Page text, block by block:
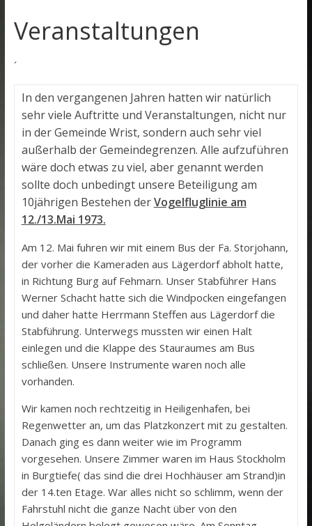
Veranstaltungen
´
In den vergangenen Jahren hatten wir natürlich
sehr viele Auftritte und Veranstaltungen, nicht nur
in der Gemeinde Wrist, sondern auch sehr viel
außerhalb der Gemeindegrenzen. Alle aufzuführen
wäre doch etwas zu viel, aber genannt werden
sollte doch unbedingt unsere Beteiligung am
10jährigen Bestehen derVogelfluglinie am
12./13.Mai 1973.
Am 12. Mai fuhren wir mit einem Bus der Fa. Storjohann,
der vorher die Kameraden aus Lägerdorf abholt hatte,
in Richtung Burg auf Fehmarn. Unser Stabführer Hans
Werner Schacht hatte sich die Windpocken eingefangen
und daher hatte Herrmann Steffen aus Lägerdorf die
Stabführung. Unterwegs mussten wir einen Halt
einlegen und die Klappe des Stauraumes am Bus
schließen. Unsere Instrumente waren noch alle
vorhanden.
Wir kamen noch rechtzeitig in Heiligenhafen, bei
Regenwetter an, um das Platzkonzert mit zu gestalten.
Danach ging es dann weiter wie im Programm
vorgesehen. Unsere Zimmer waren im Haus Stockholm
in Burgtiefe( das sind die drei Hochhäuser am Strand)in
der 14.ten Etage. War alles nicht so schlimm, wenn der
Fahrstuhl nicht die ganze Nacht über von den